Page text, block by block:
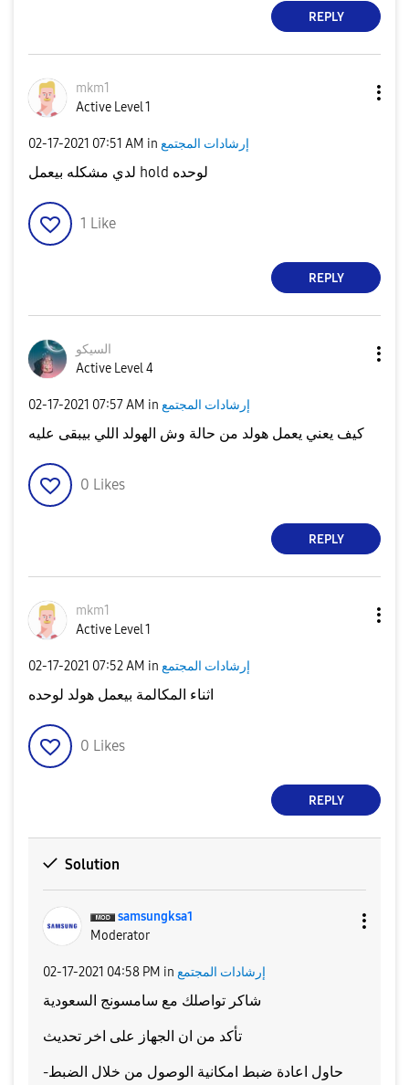
REPLY
mkm1
Active Level 1
‎02-17-2021 07:51 AM in إرشادات المجتمع
لدي مشكله بيعمل hold لوحده
1 Like
REPLY
السيكو
Active Level 4
‎02-17-2021 07:57 AM in إرشادات المجتمع
كيف يعني يعمل هولد من حالة وش الهولد اللي بيبقى عليه
0 Likes
REPLY
mkm1
Active Level 1
‎02-17-2021 07:52 AM in إرشادات المجتمع
اثناء المكالمة بيعمل هولد لوحده
0 Likes
REPLY
Solution
samsungksa1
Moderator
‎02-17-2021 04:58 PM in إرشادات المجتمع
شاكر تواصلك مع سامسونج السعودية
تأكد من ان الجهاز على اخر تحديث
حاول اعادة ضبط امكانية الوصول من خلال الضبط-